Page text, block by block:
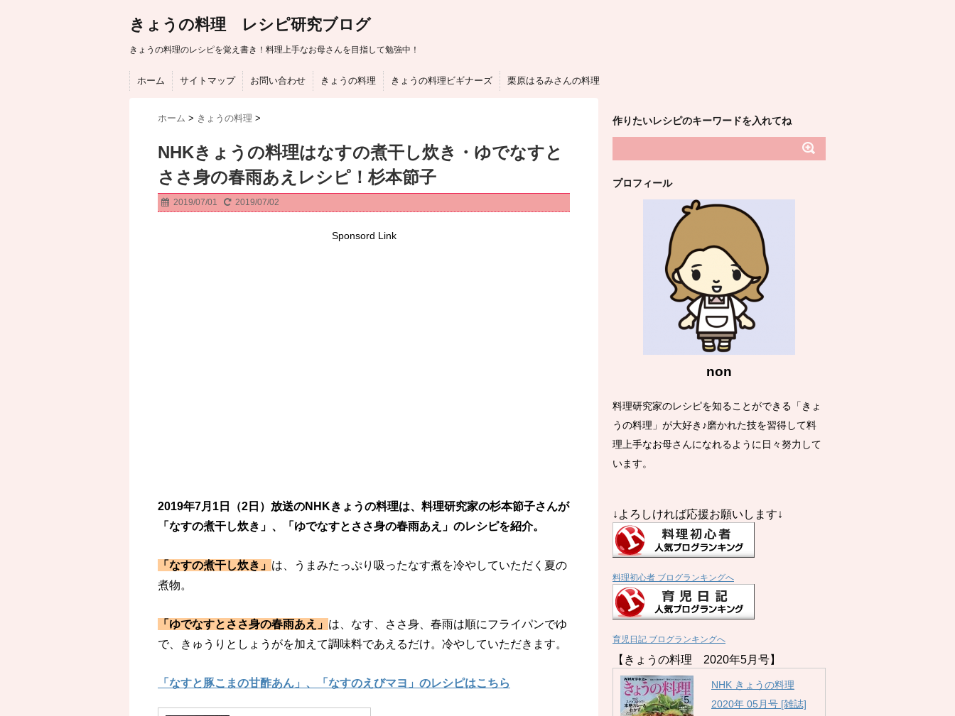
きょうの料理 レシピ研究ブログ
きょうの料理のレシピを覚え書き！料理上手なお母さんを目指して勉強中！
ホーム サイトマップ お問い合わせ きょうの料理 きょうの料理ビギナーズ 栗原はるみさんの料理
ホーム > きょうの料理 >
NHKきょうの料理はなすの煮干し炊き・ゆでなすと
ささ身の春雨あえレシピ！杉本節子
2019/07/01 2019/07/02
Sponsord Link
2019年7月1日（2日）放送のNHKきょうの料理は、料理研究家の杉本節子さんが
「なすの煮干し炊き」、「ゆでなすとささ身の春雨あえ」のレシピを紹介。
「なすの煮干し炊き」 は、うまみたっぷり吸ったなす煮を冷やしていただく夏の
煮物。
「ゆでなすとささ身の春雨あえ」 は、なす、ささ身、春雨は順にフライパンでゆ
で、きゅうりとしょうがを加えて調味料であえるだけ。冷やしていただきます。
「なすと豚こまの甘酢あん」、「なすのえびマヨ」のレシピはこちら
作りたいレシピのキーワードを入れてね
プロフィール
non
料理研究家のレシピを知ることができる「きょ
うの料理」が大好き♪磨かれた技を習得して料
理上手なお母さんになれるように日々努力して
います。
↓よろしければ応援お願いします↓
料理初心者 ブログランキングへ
育児日記 ブログランキングへ
【きょうの料理 2020年5月号】
NHK きょうの料理
2020年 05月号 [雑誌]